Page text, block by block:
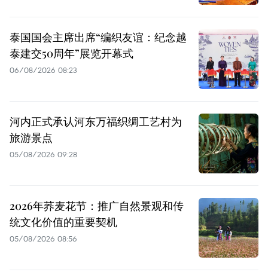
泰国国会主席出席“编织友谊：纪念越
泰建交50周年”展览开幕式
06/08/2026 08:23
河内正式承认河东万福织绸工艺村为
旅游景点
05/08/2026 09:28
2026年荞麦花节：推广自然景观和传
统文化价值的重要契机
05/08/2026 08:56